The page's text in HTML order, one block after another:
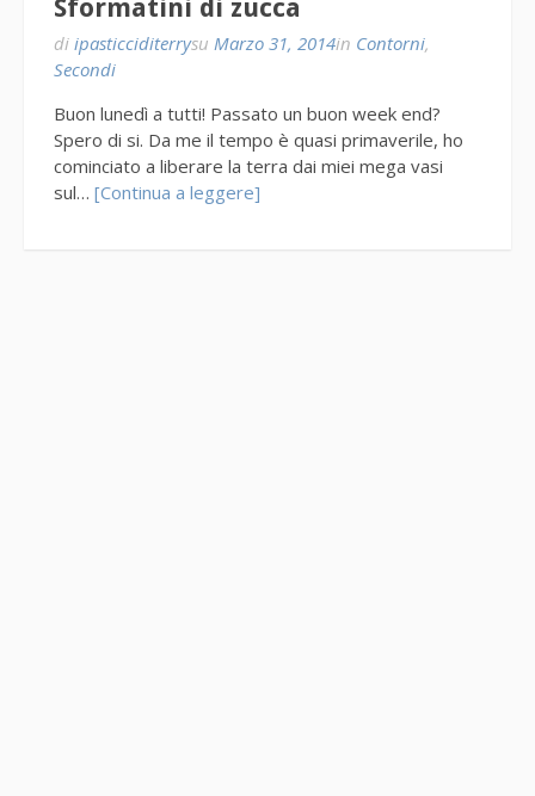
Sformatini di zucca
di ipasticciditerrysu Marzo 31, 2014in Contorni,
Secondi
Buon lunedì a tutti! Passato un buon week end?
Spero di si. Da me il tempo è quasi primaverile, ho
cominciato a liberare la terra dai miei mega vasi
sul… [Continua a leggere]